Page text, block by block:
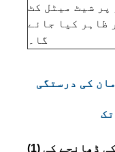
پر شیٹ میٹل کٹ
ظاہر کیا جائے
گا۔
کی درستگی
(1) شیٹ میٹل کٹ کے لئے میکانکی ڈھانچے کی